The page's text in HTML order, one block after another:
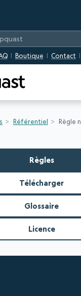
Boutique Contact
Opquast
Référentiel Règle
Règles
Télécharger
Glossaire
Licence